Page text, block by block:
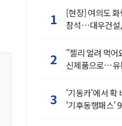
1
[현장] 여의도
참석…대우건설
2
"젤리 얼려 먹어
신제품으로…유
3
'기동카'에서 확
'기후동행패스'